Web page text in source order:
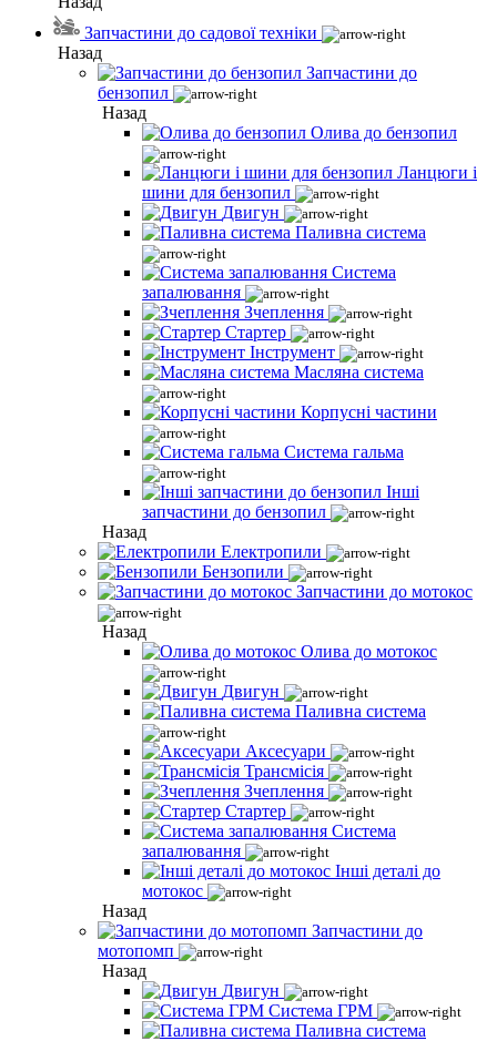
Запчастини до садової техніки
Назад
Запчастини до
бензопил
Назад
Олива до бензопил
Ланцюги і
шини для бензопил
Двигун
Паливна система
Система
запалювання
Зчеплення
Стартер
Інструмент
Масляна система
Корпусні частини
Система гальма
Інші
запчастини до бензопил
Назад
Електропили
Бензопили
Запчастини до мотокос
Назад
Олива до мотокос
Двигун
Паливна система
Аксесуари
Трансмісія
Зчеплення
Стартер
Система
запалювання
Інші деталі до
мотокос
Назад
Запчастини до
мотопомп
Назад
Двигун
Система ГРМ
Паливна система